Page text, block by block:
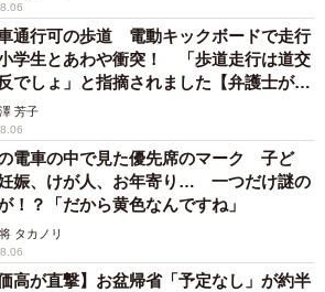
通行可の歩道 電動キックボードで走行
学生とあわや衝突！ 「歩道走行は道交
でしょ」と指摘されました【弁護士が解
芳子
電車の中で見た優先席のマーク 子ど
娠、けが人、お年寄り… 一つだけ謎の
！？「だから黄色なんですね」
タカノリ
価高が直撃】お盆帰省「予定なし」が約半